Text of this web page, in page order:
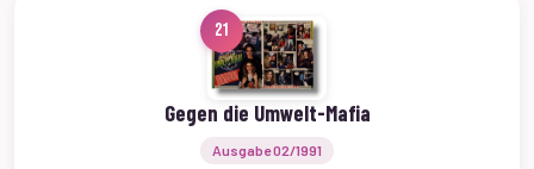
21
Gegen die Umwelt-Mafia
Ausgabe 02/1991